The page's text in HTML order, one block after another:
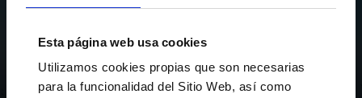
Esta página web usa cookies
Utilizamos cookies propias que son necesarias
para la funcionalidad del Sitio Web, así como
EL CLUB